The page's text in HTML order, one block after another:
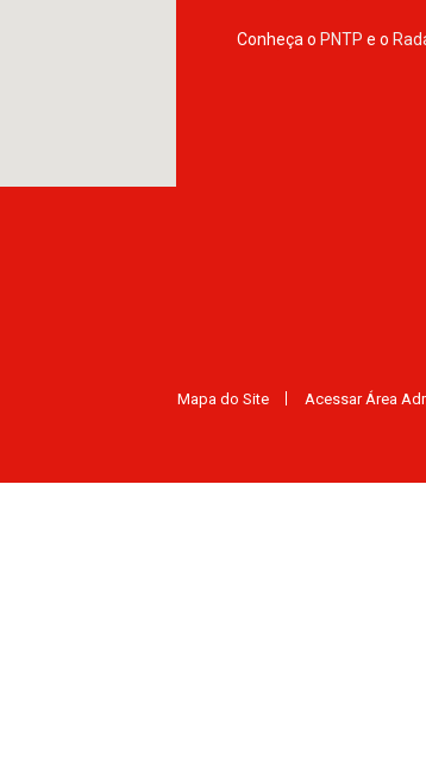
Conheça o PNTP e o
Mapa do Site Acessar Área